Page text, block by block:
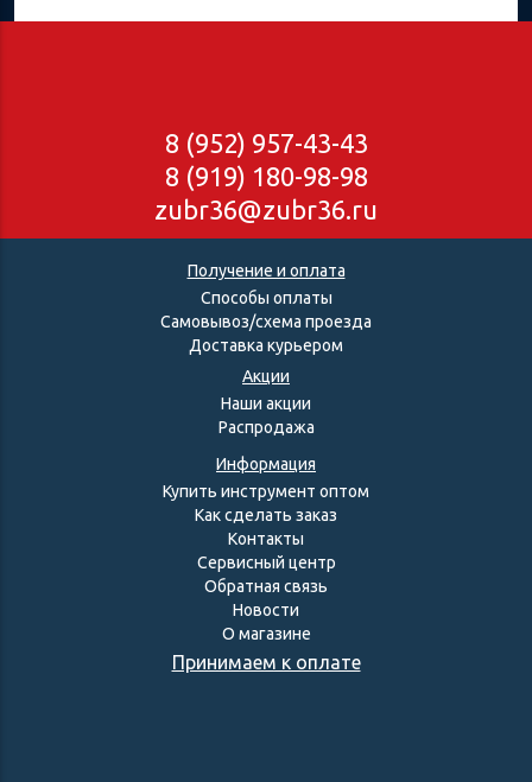
8 (952) 957-43-43
8 (919) 180-98-98
zubr36@zubr36.ru
Получение и оплата
Способы оплаты
Самовывоз/схема проезда
Доставка курьером
Акции
Наши акции
Распродажа
Информация
Купить инструмент оптом
Как сделать заказ
Контакты
Сервисный центр
Обратная связь
Новости
О магазине
Принимаем к оплате